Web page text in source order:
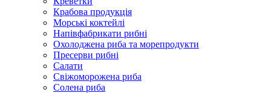
Крабова продукція
Морські коктейлi
Напівфабрикати рибні
Охолоджена риба та морепродукти
Пресерви рибні
Сaлати
Свіжоморожена риба
Солена риба